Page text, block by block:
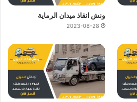
ونش انقاذ ميدان الرماية
2023-08-28